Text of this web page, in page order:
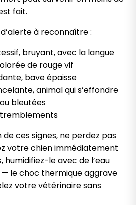
fait.
à reconnaître :
bruyant, avec la langue
de rouge vif
bave épaisse
animal qui s’effondre
bleutées
de ces signes, ne perdez pas
votre chien immédiatement
humidifiez-le avec de l’eau
le choc thermique aggrave
votre vétérinaire sans